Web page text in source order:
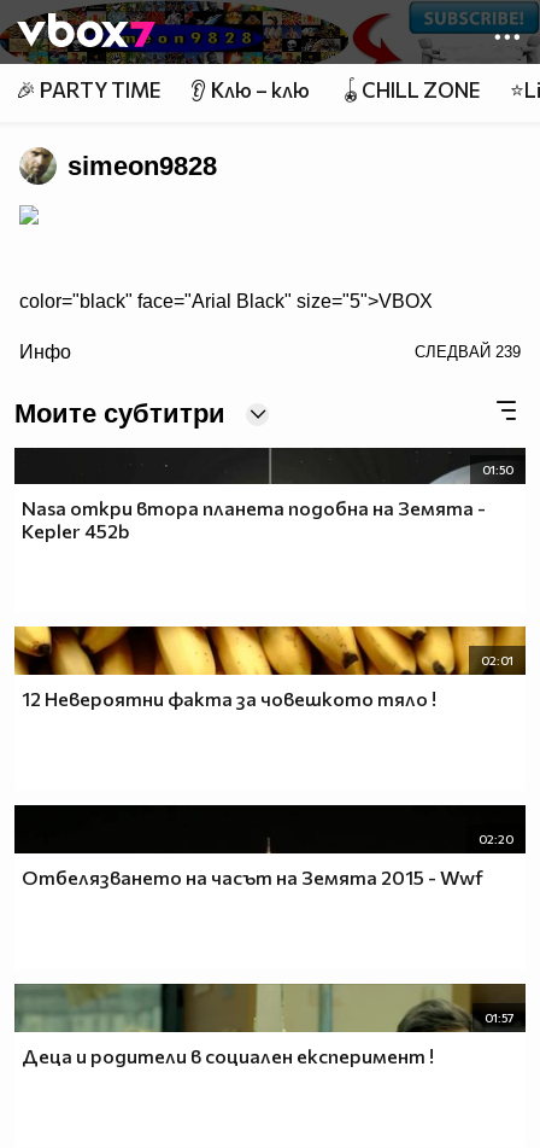
👾
🎉 PARTY TIME 👂 Клю – клю 🪀CHILL ZONE
simeon9828
color="black" face="Arial Black" size="5">VBOX
Топ 40 Смях
Популярни клипове днес ®
Инфо СЛЕДВАЙ 239
Моите субтитри
01:50
Nasa откри втора планета подобна на Земята -
Kepler 452b
02:01
12 Невероятни факта за човешкото тяло !
02:20
Отбелязването на часът на Земята 2015 - Wwf
01:57
Деца и родители в социален експеримент !